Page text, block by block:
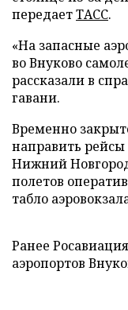
передаетТАСС.
«На запасные
во Внуково
рассказали в
гавани.
Временно
направить рейсы
Нижний
полетов
табло
Ранее Росавиация
аэропортов